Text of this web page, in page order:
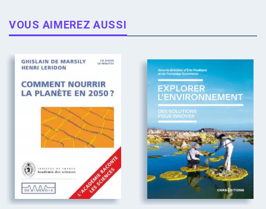
VOUS AIMEREZ AUSSI